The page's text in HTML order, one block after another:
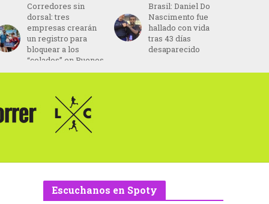
Corredores sin
dorsal: tres
empresas crearán
un registro para
bloquear a los
“colados” en Buenos
Aires
Brasil: Daniel Do
Nascimento fue
hallado con vida
tras 43 días
desaparecido
Escuchanos en Spoty